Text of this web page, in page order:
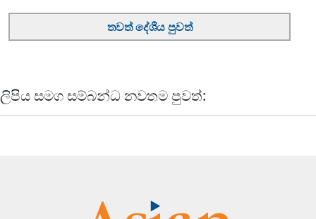
තවත් දේශීය පුවත්
ලිපිය සමග සම්බන්ධ නවතම පුවත්: